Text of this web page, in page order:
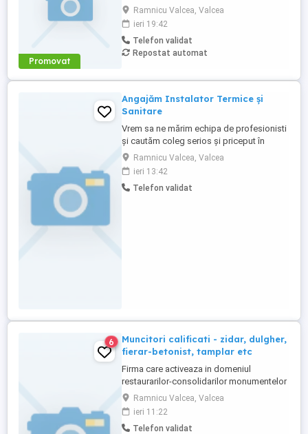
Promovat
funcție de experiența.Posturile necesită
deplasare. Se asigură cazare foarte buna
in pensiuni de calitate.In plus se asigură
mic dejun și cină. Pentru detalii tel.
Ramnicu Valcea, Valcea
ieri 19:42
Telefon validat
Repostat automat
Angajăm Instalator Termice și
Sanitare
Vrem sa ne mărim echipa de profesionisti
și cautăm coleg serios și priceput în
domeniul instalațiilor termice și sanitare.
Salariu: 3.500 4.000 lei Scule și
echipamente de lucru asigurate Mediu de
lucru plăcut și sprijin pentru integrare
Ramnicu Valcea, Valcea
ieri 13:42
Telefon validat
6
Muncitori calificati - zidar, dulgher,
fierar-betonist, tamplar etc
Firma care activeaza in domeniul
restaurarilor-consolidarilor monumentelor
istorice cauta spre angajare muncitori
calificati (zidari, fierar-betonisti, dulgheri,
tamplari etc.). Persoane implicate,
responsabile, calificate in executia
Ramnicu Valcea, Valcea
ieri 11:22
Telefon validat